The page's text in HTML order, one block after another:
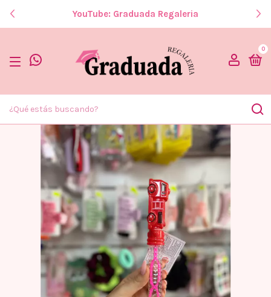
YouTube: Graduada Regaleria
0